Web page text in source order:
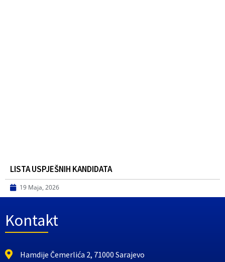
LISTA USPJEŠNIH KANDIDATA
19 Maja, 2026
Kontakt
Hamdije Čemerlića 2, 71000 Sarajevo